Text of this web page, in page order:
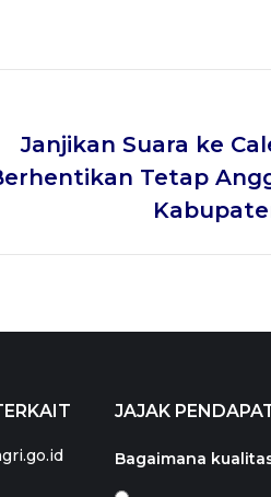
Janjikan Suara ke
Tetap
JAJAK
Bagaimana